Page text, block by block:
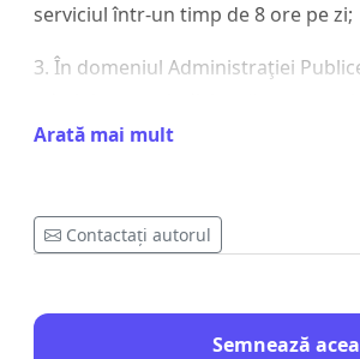
serviciul într-un timp de 8 ore pe zi;
3. În domeniul Administraţiei
5. În domeniul Finanţe –
6. În domeniul Sănătate –
Arată mai mult
Contactați autorul
Semnează